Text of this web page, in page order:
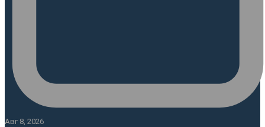
Авг 8, 2026